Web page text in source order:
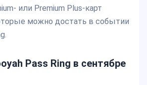
или Premium Plus-карт
можно достать в событии
Pass Ring в сентябре